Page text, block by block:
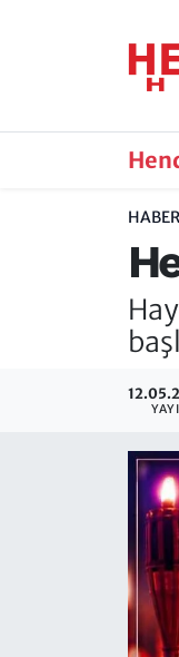
Hendek Haber
Nöbetçi
Hendek
Sakarya
Hakkında
Sakarya
Süper Lig
Tüm